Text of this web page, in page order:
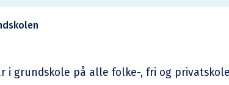
i grundskole på alle folke-, fri og